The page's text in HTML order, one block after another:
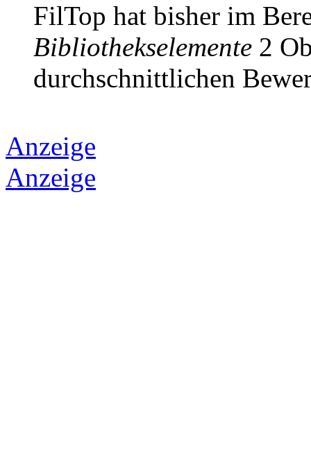
FilTop hat bisher im
Bibliothekselemente 2
durchschnittlichen
Anzeige
Anzeige